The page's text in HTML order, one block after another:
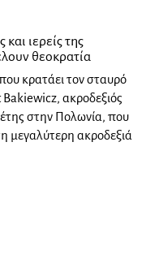
ιερείς της
θεοκρατία
κρατάει τον σταυρό
Bakiewicz, ακροδεξιός
στην Πολωνία, που
μεγαλύτερη ακροδεξιά